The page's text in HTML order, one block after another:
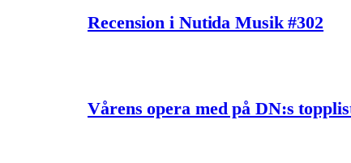
Recension i Nutida Musik #302
Vårens opera med på DN:s